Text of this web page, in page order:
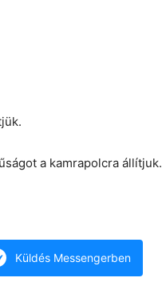
a kamrapolcra állítjuk.
Küldés Messengerben